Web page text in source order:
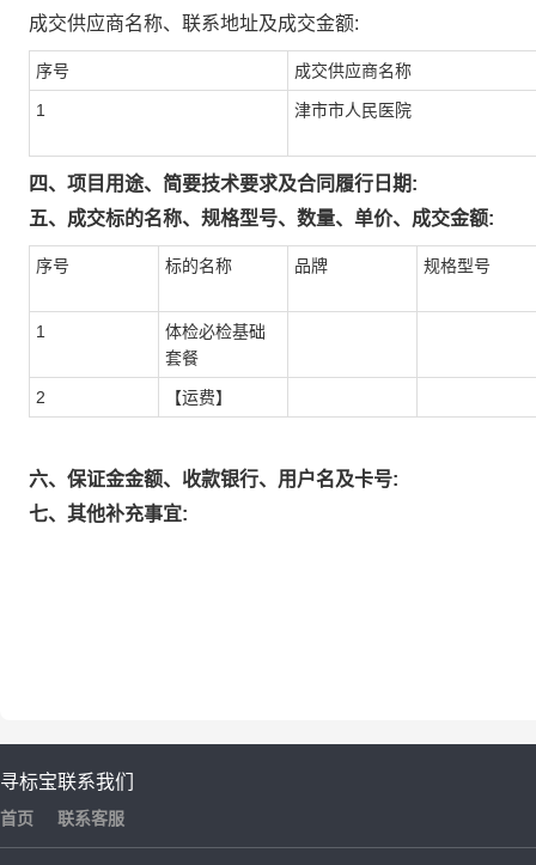
成交供应商名称、联系地址及成交金额:
序号 成交供应商名称
1 津市市人民医院
四、项目用途、简要技术要求及合同履行日期:
五、成交标的名称、规格型号、数量、单价、成交金额:
序号 标的名称 品牌 规格型号
1
体检必检基础
套餐
2 【运费】
六、保证金金额、收款银行、用户名及卡号:
七、其他补充事宜:
寻标宝
首页
联系我们
联系客服